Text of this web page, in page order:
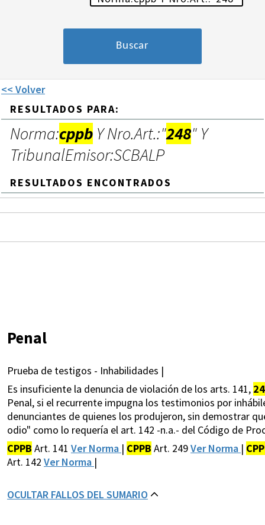
<< Volver
RESULTADOS PARA:
Norma:cppb Y Nro.Art.:"248" Y
TribunalEmisor:SCBALP
RESULTADOS ENCONTRADOS
Penal
Prueba de testigos - Inhabilidades |
Es insuficiente la denuncia de violación de los arts. 141,
Penal, si el recurrente impugna los testimonios por
denunciantes de quienes los produjeron, sin demostrar
odio" como lo requería el art. 142 -n.a.- del Código de
CPPB Art. 141 Ver Norma | CPPB Art. 249Ver Norma |
Art. 142 Ver Norma |
OCULTAR FALLOS DEL SUMARIO